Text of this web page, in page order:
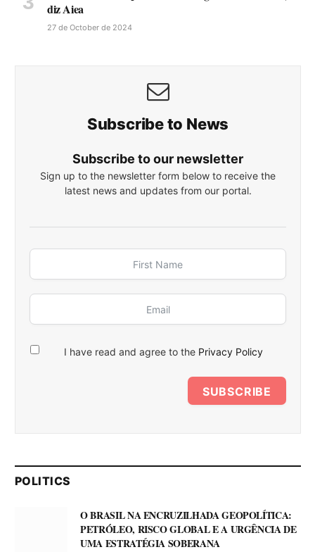
diz Aiea
27 de October de 2024
Subscribe to News
Subscribe to our newsletter
Sign up to the newsletter form below to receive the
latest news and updates from our portal.
I have read and agree to the Privacy Policy
SUBSCRIBE
POLITICS
O BRASIL NA ENCRUZILHADA GEOPOLÍTICA:
PETRÓLEO, RISCO GLOBAL E A URGÊNCIA DE
UMA ESTRATÉGIA SOBERANA